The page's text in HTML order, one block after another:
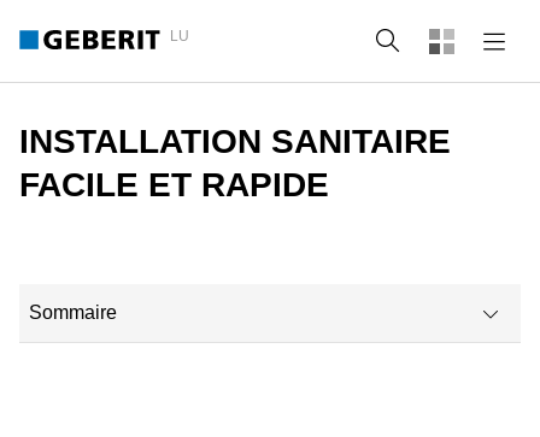
LU Recherche
INSTALLATION SANITAIRE
FACILE ET RAPIDE
Sommaire